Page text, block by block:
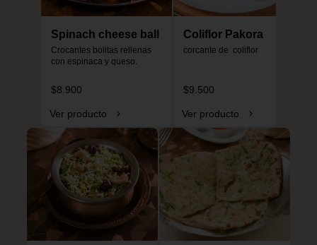
Spinach cheese ball
Crocantes bolitas rellenas
con espinaca y queso.
$8.900
Ver producto
Coliflor Pakora
corcante de  coliflor
$9.500
Ver producto